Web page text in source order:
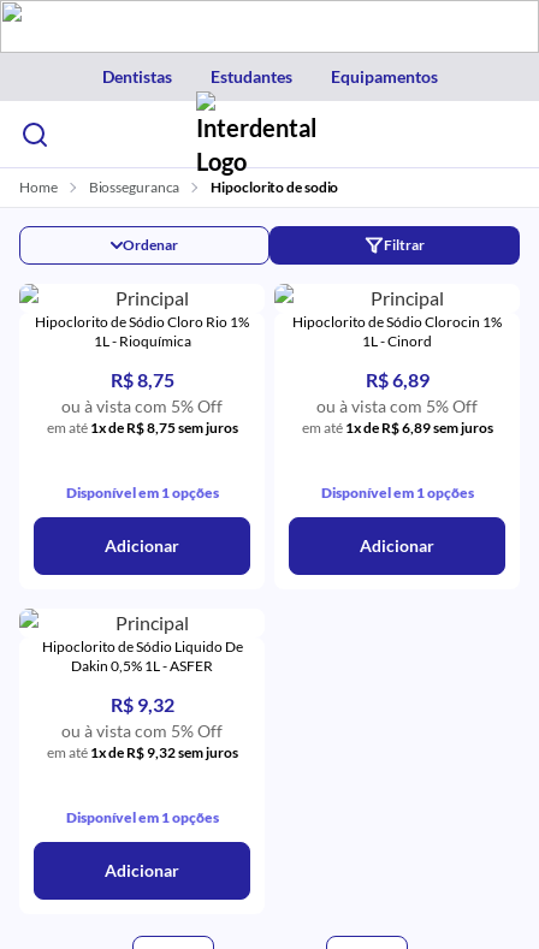
Dentistas Estudantes Equipamentos
Home Biosseguranca Hipoclorito de sodio
Filtrar
Ordenar
Hipoclorito de Sódio Cloro Rio 1%
1L - Rioquímica
R$ 8,75
ou à vista com 5% Off
em até 1x de R$ 8,75 sem juros
Disponível em 1 opções
Adicionar
Hipoclorito de Sódio Clorocin 1%
1L - Cinord
R$ 6,89
ou à vista com 5% Off
em até 1x de R$ 6,89 sem juros
Disponível em 1 opções
Adicionar
Hipoclorito de Sódio Liquido De
Dakin 0,5% 1L - ASFER
R$ 9,32
ou à vista com 5% Off
em até 1x de R$ 9,32 sem juros
Disponível em 1 opções
Adicionar